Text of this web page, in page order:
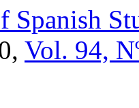
Spanish
Vol. 94,